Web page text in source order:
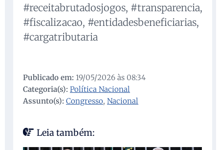
#receitabrutadosjogos, #transparencia,
#fiscalizacao, #entidadesbeneficiarias,
#cargatributaria
Publicado em: 19/05/2026 às 08:34
Categoria(s): Política Nacional
Assunto(s): Congresso, Nacional
Leia também: